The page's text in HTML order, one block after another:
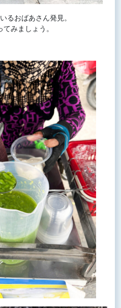
るおばあさん発見。
みましょう。